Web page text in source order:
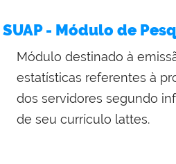
SUAP - Módulo de
Módulo destinado à
estatísticas referentes à
dos servidores segundo
de seu currículo lattes.